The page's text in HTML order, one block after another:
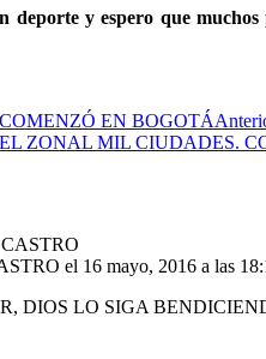
deporte y espero que
ZONAL MIL CIUDADES.
el 16 mayo, 2016 a las
DIOS LO SIGA